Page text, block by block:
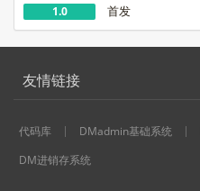
1.0 首发
友情链接
代码库 DMadmin基础系统
DM进销存系统